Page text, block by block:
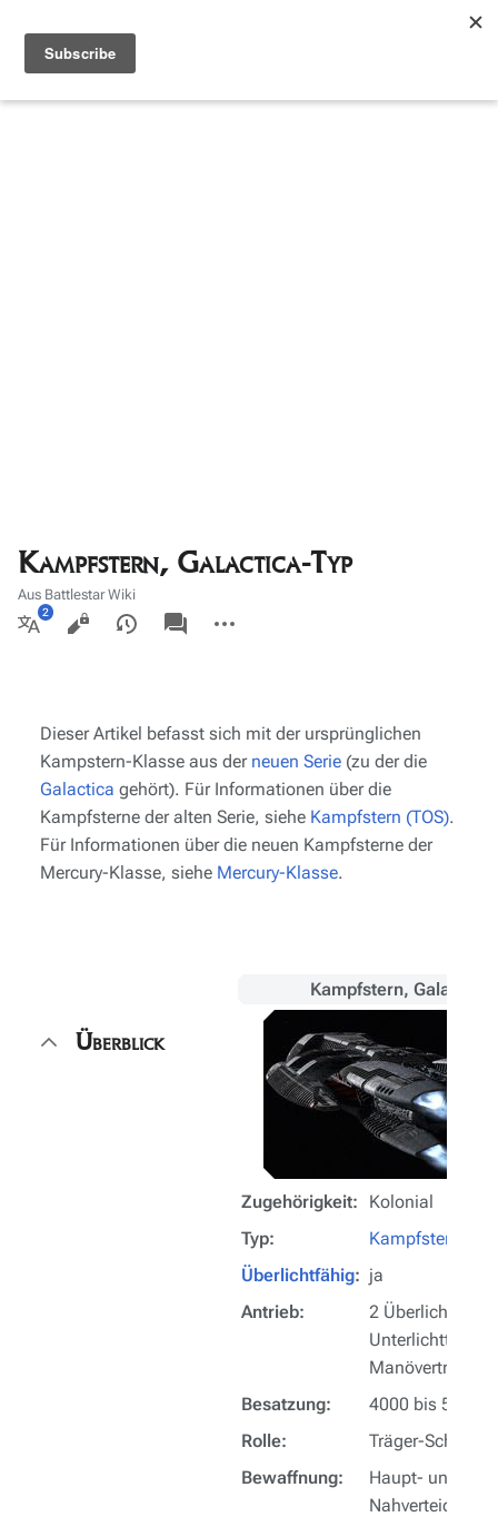
Kampfstern, Galactica-Typ
Aus Battlestar Wiki
Weitere
Ansichten
associated-
pages
Aktionen
Dieser Artikel befasst sich mit der ursprünglichen
Kampstern-Klasse aus der neuen Serie (zu der die
Galactica gehört). Für Informationen über die
Kampfsterne der alten Serie, siehe Kampfstern (TOS).
Für Informationen über die neuen Kampfsterne der
Mercury-Klasse, siehe Mercury-Klasse.
Kampfstern, Galactica-
Zugehörigkeit:
Kolonial
Typ:
Kampfstern
Überlichtfähig: ja
Antrieb:
2
Besatzung:
4000 bis 5000
Rolle:
Träger-
Bewaffnung:
Haupt- und
Überblick